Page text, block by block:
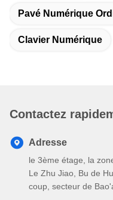
Pavé Numérique
Clavier Numérique
Contactez
Adresse
le 3ème étage, la
Le Zhu Jiao, Bu de
coup, secteur de